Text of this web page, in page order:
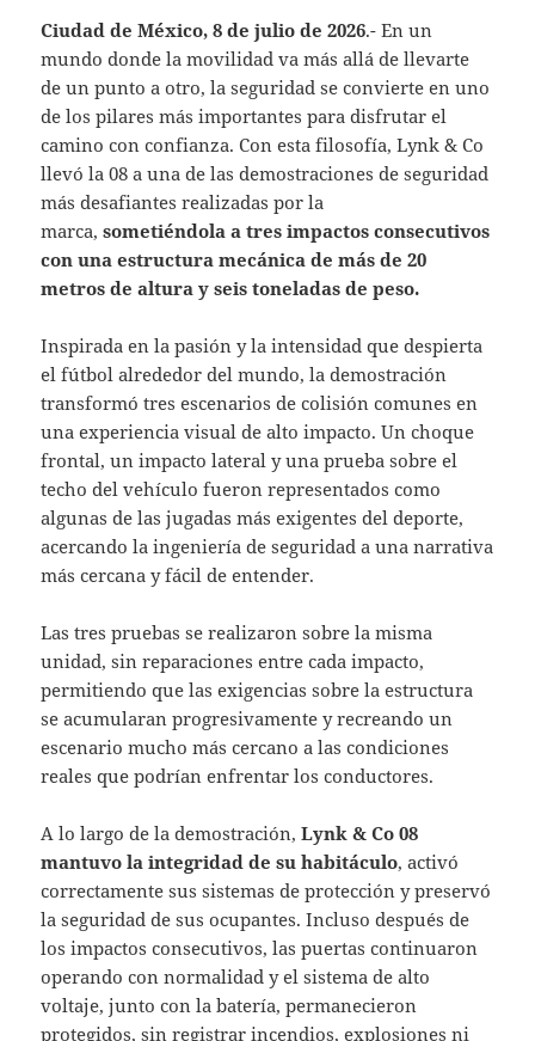
Ciudad de México, 8 de julio de 2026.- En un
mundo donde la movilidad va más allá de llevarte
de un punto a otro, la seguridad se convierte en uno
de los pilares más importantes para disfrutar el
camino con confianza. Con esta filosofía, Lynk & Co
llevó la 08 a una de las demostraciones de seguridad
más desafiantes realizadas por la
marca,sometiéndola a tres impactos consecutivos
con una estructura mecánica de más de 20
metros de altura y seis toneladas de peso.
Inspirada en la pasión y la intensidad que despierta
el fútbol alrededor del mundo, la demostración
transformó tres escenarios de colisión comunes en
una experiencia visual de alto impacto. Un choque
frontal, un impacto lateral y una prueba sobre el
techo del vehículo fueron representados como
algunas de las jugadas más exigentes del deporte,
acercando la ingeniería de seguridad a una narrativa
más cercana y fácil de entender.
Las tres pruebas se realizaron sobre la misma
unidad, sin reparaciones entre cada impacto,
permitiendo que las exigencias sobre la estructura
se acumularan progresivamente y recreando un
escenario mucho más cercano a las condiciones
reales que podrían enfrentar los conductores.
A lo largo de la demostración,Lynk & Co 08
mantuvo la integridad de su habitáculo, activó
correctamente sus sistemas de protección y preservó
la seguridad de sus ocupantes. Incluso después de
los impactos consecutivos, las puertas continuaron
operando con normalidad y el sistema de alto
voltaje, junto con la batería, permanecieron
protegidos, sin registrar incendios, explosiones ni